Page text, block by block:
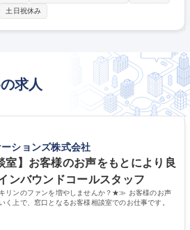
見積もり依頼の対応 ・物件の図面の検討/
工図面の作成 ・現場での業者や施工スタッ
は行いません。 募集職種 【金沢
土日祝休み
求人
ションズ株式会社
室】お客様のお声をもとにより良
ンバウンドコールスタッフ
リンのファンを増やしませんか？★≫ お客様のお声
く上で、窓口となるお客様相談室でのお仕事です。